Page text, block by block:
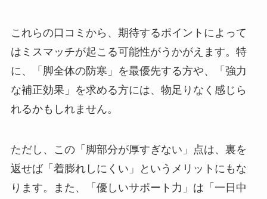
これらの口コミから、 期待するポイントによって
はミスマッチが起こる可能性がうかがえます。特
に、「脚全体の防寒」を最優先する方や、「強力
な補正効果」を求める方には、物足りなく感じら
れるかもしれません。
ただし、この「脚部分が厚すぎない」点は、裏を
返せば「着膨れしにくい」というメリットにもな
ります。また、「優しいサポート力」は「一日中